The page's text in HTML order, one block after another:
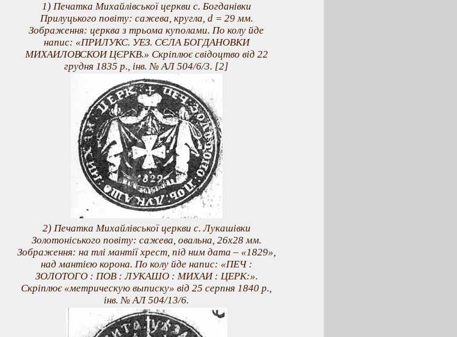
1) Печатка Михайлівської церкви с. Богданівки
Прилуцького повіту: сажева, кругла, d = 29 мм.
Зображення: церква з трьома куполами. По колу йде
напис: «ПРИЛУКС. УЕЗ. СЄЛА БОГДАНОВКИ
МИХАИЛОВСКОИ ЦЄРКВ.» Скріплює свідоцтво від 22
грудня 1835 р., інв. № АЛ 504/6/3. [2]
2) Печатка Михайлівської церкви с. Лукашівки
Золотоніського повіту: сажева, овальна, 26x28 мм.
Зображення: на тлі мантії хрест, під ним дата – «1829»,
над мантією корона. По колу йде напис: «ПЕЧ :
ЗОЛОТОГО : ПОВ : ЛУКАШО : МИХАИ : ЦЕРК:».
Скріплює «метрическую выписку» від 25 серпня 1840 р.,
інв. № АЛ 504/13/6.